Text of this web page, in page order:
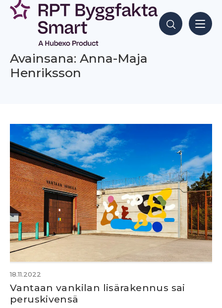
Siirry
sisältöön
Hae sisältöjä
Avainsana: Anna-Maja
Henriksson
18.11.2022
Vantaan vankilan lisärakennus sai
peruskivensä